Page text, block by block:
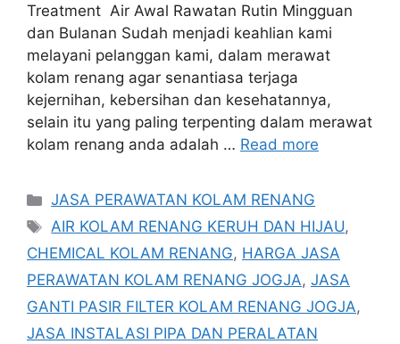
Treatment Air Awal Rawatan Rutin Mingguan
dan Bulanan Sudah menjadi keahlian kami
melayani pelanggan kami, dalam merawat
kolam renang agar senantiasa terjaga
kejernihan, kebersihan dan kesehatannya,
selain itu yang paling terpenting dalam merawat
kolam renang anda adalah … Read more
Categories
JASA PERAWATAN KOLAM RENANG
Tags
AIR KOLAM RENANG KERUH DAN HIJAU,
CHEMICAL KOLAM RENANG, HARGA JASA
PERAWATAN KOLAM RENANG JOGJA, JASA
GANTI PASIR FILTER KOLAM RENANG JOGJA,
JASA INSTALASI PIPA DAN PERALATAN